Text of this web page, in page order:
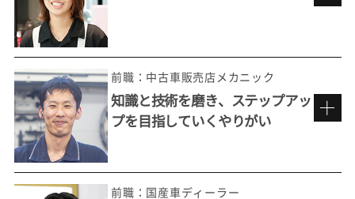
現在のディーラーへの転職は、私にとっては
「再入社」でした。新卒入社後に約7年間テク
ニシャンとして働いたのちに、他社を経験。
それでもやはりBMWでの仕事のおもしろさが
忘れられず、かつての上司に声をかけていた
だいたのを機に元の環境での再スタートを切
りました。
前職の中古車販売店では、メーカーを問わず
預かったお客様のクルマは1人の担当が隅々ま
もっと整備を追求したいという思い
今でも忘れられない
お客様からの「ありがとう」。
前職：中古車販売店メカニック
知識と技術を磨き、ステップアッ
プを目指していくやりがい
前職：国産車ディーラー